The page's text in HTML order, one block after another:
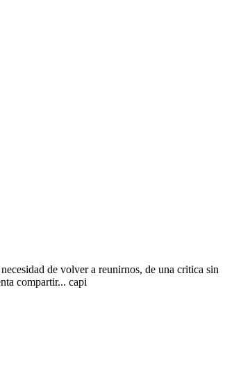
de volver a reunirnos, de una critica sin
compartir... capi